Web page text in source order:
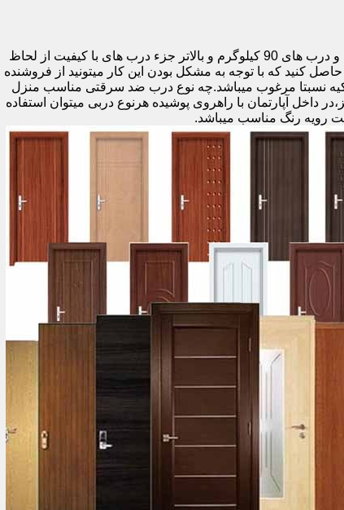
اولین راه وزن درب هست که به صورت کلی درب های کمتر از 60 کیلوگرم جزء درب های بی کیفیت محسوب میشود،70 تا 90 درب های متوسط و درب های 90 کیلوگرم و بالاتر جزء درب های با کیفیت از لحاظ
کنید که با توجه به مشکل بودن این کار میتونید از فروشنده
نسبتا مرغوب میباشد.چه نوع درب ضد سرقتی مناسب منزل
ملامینه،رویه فلز،در داخل آپارتمان با راهروی پوشیده هرنوع دربی میتوان استفاده
رویه رنگ مناسب میباشد.